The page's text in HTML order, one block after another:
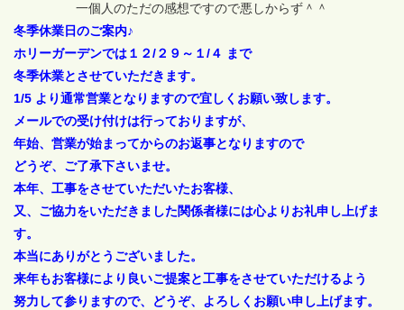
一個人のただの感想ですので悪しからず＾＾
冬季休業日のご案内♪
ホリーガーデンでは１２/２９～１/４ まで
冬季休業とさせていただきます。
1/5 より通常営業となりますので宜しくお願い致します。
メールでの受け付けは行っておりますが、
年始、営業が始まってからのお返事となりますので
どうぞ、ご了承下さいませ。
本年、工事をさせていただいたお客様、
又、ご協力をいただきました関係者様には心よりお礼申し上げま
す。
本当にありがとうございました。
来年もお客様により良いご提案と工事をさせていただけるよう
努力して参りますので、どうぞ、よろしくお願い申し上げます。